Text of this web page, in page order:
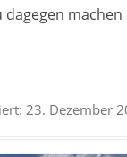
dagegen machen
23. Dezember